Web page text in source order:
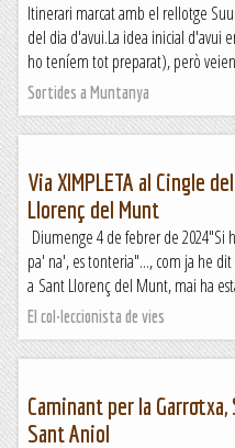
Itinerari marcat amb el rellotge
del dia d'avui.La idea inicial d'avui
ho teníem tot preparat), però
Sortides a Muntanya
Via XIMPLETA al Cingle
Llorenç del Munt
Diumenge 4 de febrer de 2024"Si
pa' na', es tonteria"..., com ja he dit
a Sant Llorenç del Munt, mai ha
El col·leccionista de vies
Caminant per la Garrotxa,
Sant Aniol